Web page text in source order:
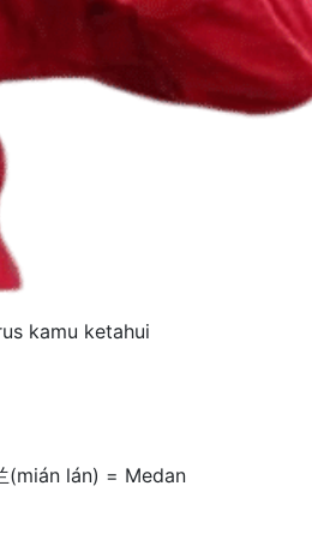
kamu ketahui
(mián lán) = Medan